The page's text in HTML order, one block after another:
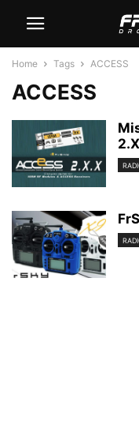
Home Tags ACCESS
ACCESS